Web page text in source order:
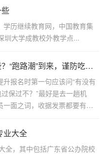
历继续教育网，中国教育集
圳大学成教校外教学点...
“跑路潮”到来，谨防吃
报名时第一句应该问“有没有
保过不？”最好是去一趟机
面之词，收据发票都要有。
业大全
全，其中包括广东省公办院校